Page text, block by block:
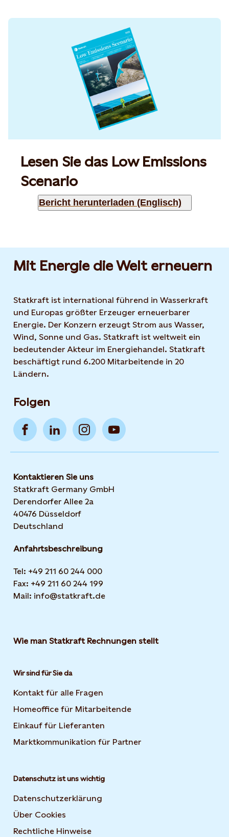
Lesen Sie das Low Emissions
Scenario
Bericht herunterladen (Englisch)
Mit Energie die Welt erneuern
Statkraft ist international führend in Wasserkraft
und Europas größter Erzeuger erneuerbarer
Energie. Der Konzern erzeugt Strom aus Wasser,
Wind, Sonne und Gas. Statkraft ist weltweit ein
bedeutender Akteur im Energiehandel. Statkraft
beschäftigt rund 6.200 Mitarbeitende in 20
Ländern.
Folgen
Kontaktieren Sie uns
Statkraft Germany GmbH
Derendorfer Allee 2a
40476 Düsseldorf
Deutschland
Anfahrtsbeschreibung
Tel: +49 211 60 244 000
Fax: +49 211 60 244 199
Mail: info@statkraft.de
Wie man Statkraft Rechnungen stellt
Wir sind für Sie da
Kontakt für alle Fragen
Homeoffice für Mitarbeitende
Einkauf für Lieferanten
Marktkommunikation für Partner
Datenschutz ist uns wichtig
Datenschutzerklärung
Über Cookies
Rechtliche Hinweise